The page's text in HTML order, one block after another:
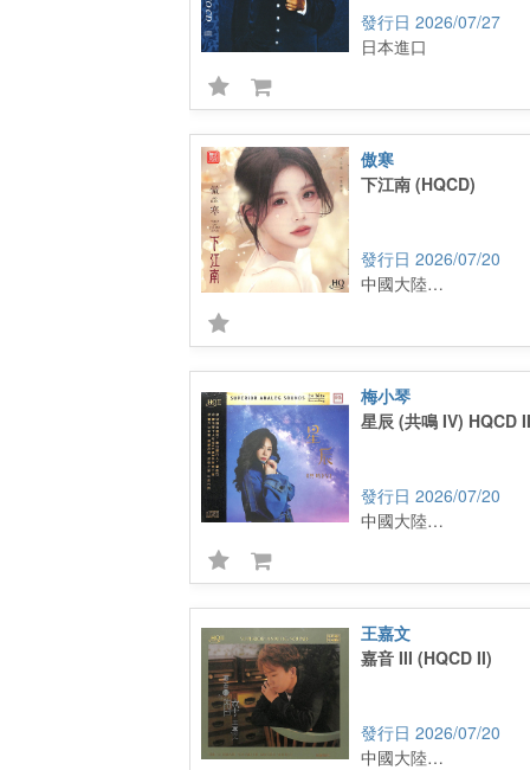
2026/07/27
日本進口
傲寒
下江南 (HQCD)
2026/07/20
中國大陸進口
梅小琴
星辰 (共鳴 IV) HQCD II
2026/07/20
中國大陸進口
王嘉文
嘉音 III (HQCD II)
2026/07/20
中國大陸進口